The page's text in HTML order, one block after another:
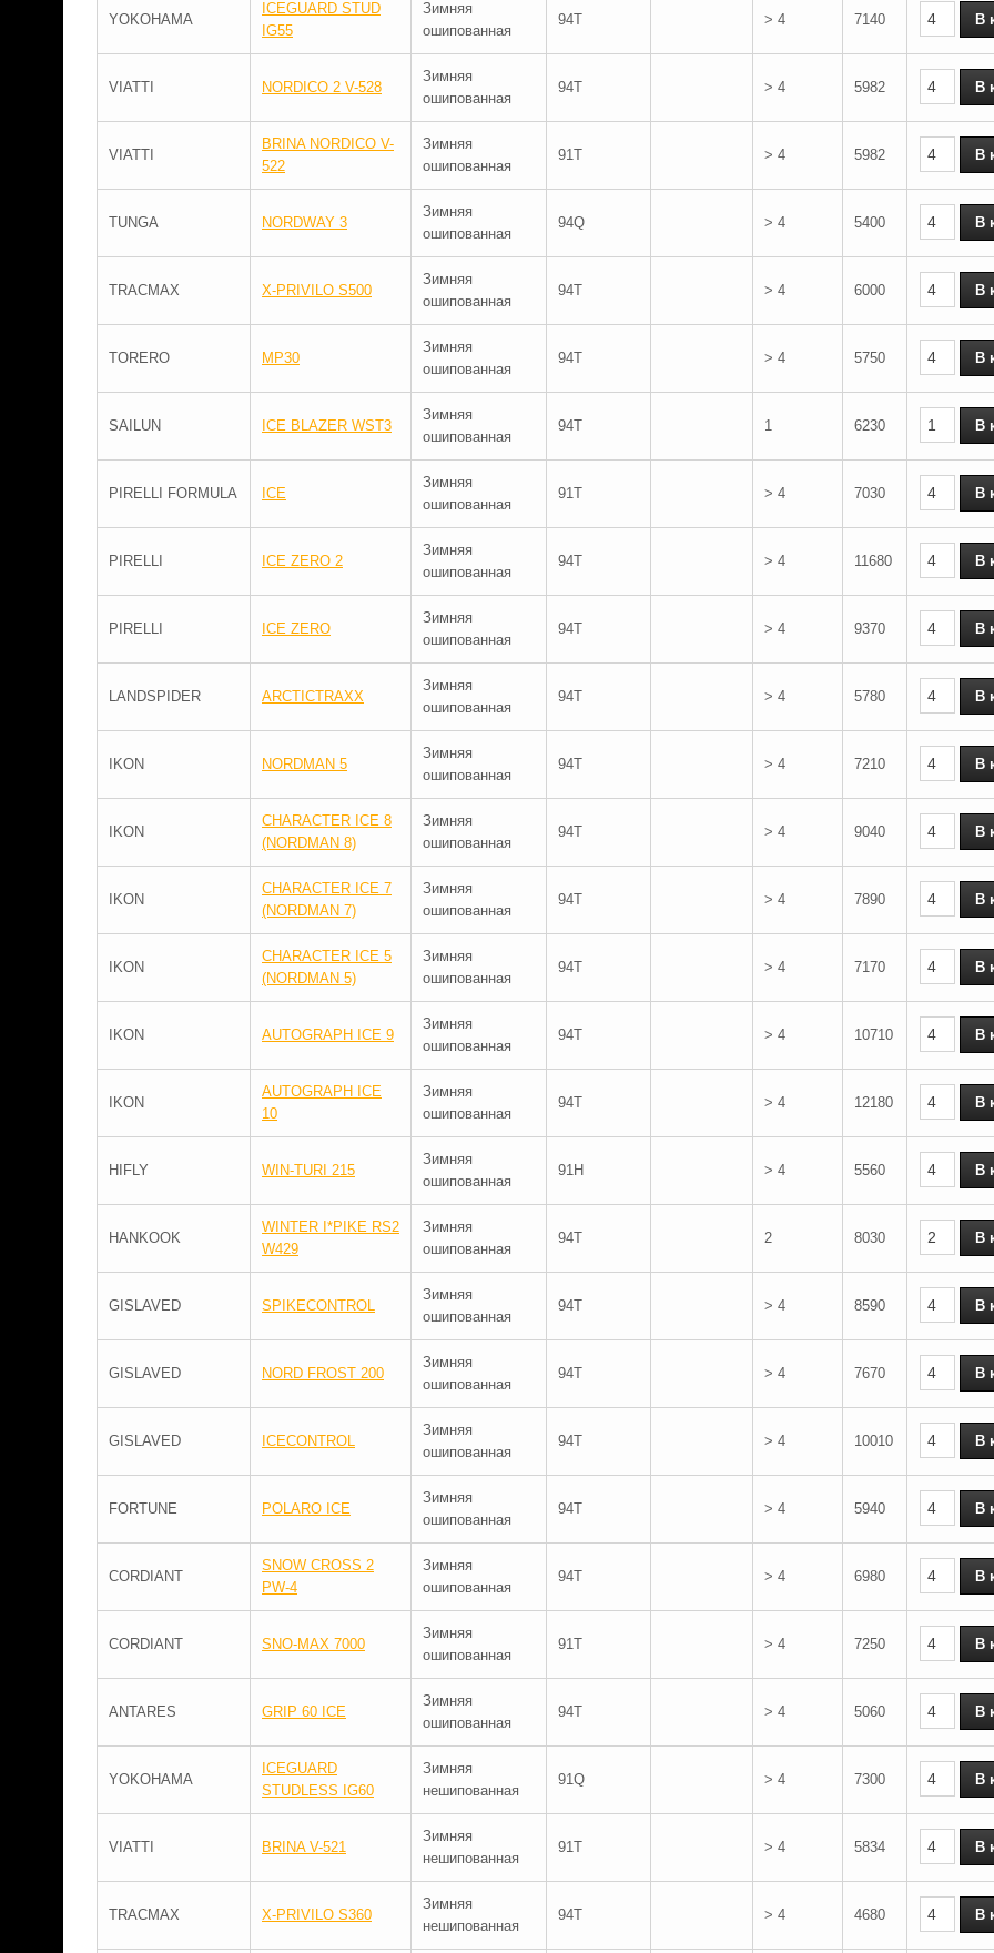
YOKOHAMA
ICEGUARD STUD
IG55
Зимняя
ошипованная
94T > 4 7140
VIATTI NORDICO 2 V-528
Зимняя
ошипованная
94T > 4 5982
VIATTI
BRINA NORDICO V-
522
Зимняя
ошипованная
91T > 4 5982
TUNGA NORDWAY 3
Зимняя
ошипованная
94Q > 4 5400
TRACMAX X-PRIVILO S500
Зимняя
ошипованная
94T > 4 6000
TORERO MP30
Зимняя
ошипованная
94T > 4 5750
SAILUN ICE BLAZER WST3
Зимняя
ошипованная
94T 1 6230
PIRELLI FORMULA ICE
Зимняя
ошипованная
91T > 4 7030
PIRELLI ICE ZERO 2
Зимняя
ошипованная
94T > 4 11680
PIRELLI ICE ZERO
Зимняя
ошипованная
94T > 4 9370
LANDSPIDER ARCTICTRAXX
Зимняя
ошипованная
94T > 4 5780
IKON NORDMAN 5
Зимняя
ошипованная
94T > 4 7210
IKON
CHARACTER ICE 8
(NORDMAN 8)
Зимняя
ошипованная
94T > 4 9040
IKON
CHARACTER ICE 7
(NORDMAN 7)
Зимняя
ошипованная
94T > 4 7890
IKON
CHARACTER ICE 5
(NORDMAN 5)
Зимняя
ошипованная
94T > 4 7170
IKON AUTOGRAPH ICE 9
Зимняя
ошипованная
94T > 4 10710
IKON
AUTOGRAPH ICE
10
Зимняя
ошипованная
94T > 4 12180
HIFLY WIN-TURI 215
Зимняя
ошипованная
91H > 4 5560
HANKOOK
WINTER I*PIKE RS2
W429
Зимняя
ошипованная
94T 2 8030
GISLAVED SPIKECONTROL
Зимняя
ошипованная
94T > 4 8590
GISLAVED NORD FROST 200
Зимняя
ошипованная
94T > 4 7670
GISLAVED ICECONTROL
Зимняя
ошипованная
94T > 4 10010
FORTUNE POLARO ICE
Зимняя
ошипованная
94T > 4 5940
CORDIANT
SNOW CROSS 2
PW-4
Зимняя
ошипованная
94T > 4 6980
CORDIANT SNO-MAX 7000
Зимняя
ошипованная
91T > 4 7250
ANTARES GRIP 60 ICE
Зимняя
ошипованная
94T > 4 5060
YOKOHAMA
ICEGUARD
STUDLESS IG60
Зимняя
нешипованная
91Q > 4 7300
VIATTI BRINA V-521
Зимняя
нешипованная
91T > 4 5834
TRACMAX X-PRIVILO S360
Зимняя
нешипованная
94T > 4 4680